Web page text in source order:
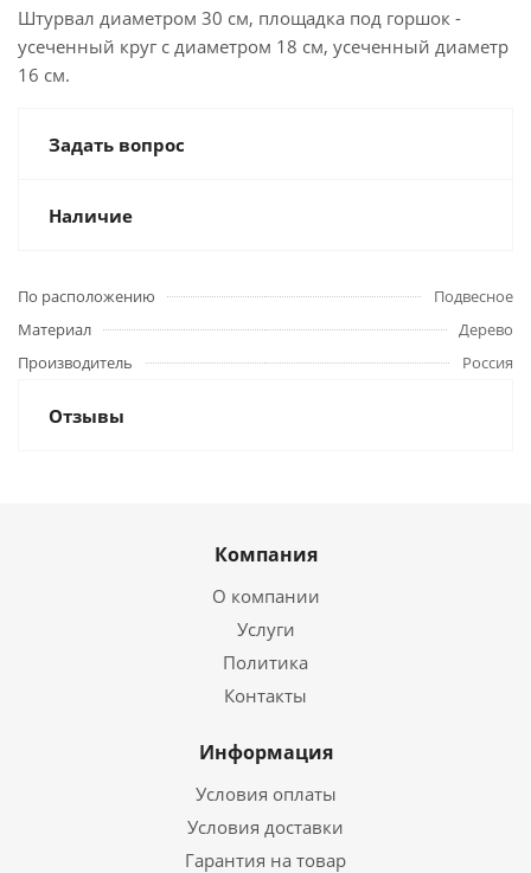
Штурвал диаметром 30 см, площадка под горшок -
усеченный круг с диаметром 18 см, усеченный диаметр
16 см.
Задать вопрос
Наличие
По расположению
Подвесное
Материал
Дерево
Производитель
Россия
Отзывы
Компания
О компании
Услуги
Политика
Контакты
Информация
Условия оплаты
Условия доставки
Гарантия на товар